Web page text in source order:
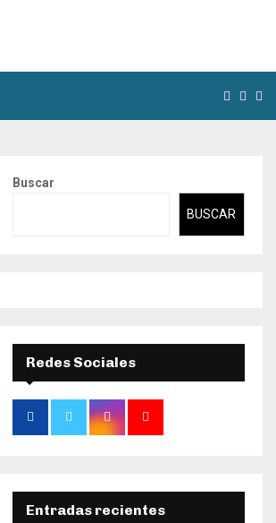
Buscar
BUSCAR
Redes Sociales
Entradas recientes